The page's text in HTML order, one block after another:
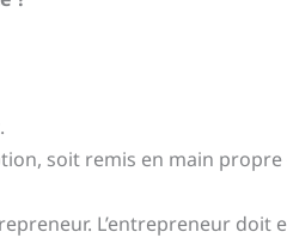
soit remis en main
L’entrepreneur doit